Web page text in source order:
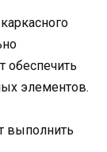
обеспечить
элементов.
выполнить